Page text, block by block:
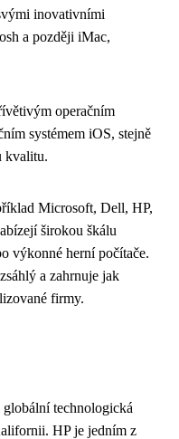
inovativními
a později iMac,
operačním
systémem iOS, stejně
kvalitu.
Microsoft, Dell, HP,
širokou škálu
výkonné herní počítače.
a zahrnuje jak
firmy.
technologická
HP je jedním z